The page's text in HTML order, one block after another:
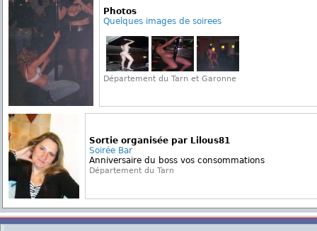
Photos
Quelques images de soirees
Département du Tarn et Garonne
Sortie organisée par Lilous81
Soirée Bar
Anniversaire du boss vos consommations
Département du Tarn